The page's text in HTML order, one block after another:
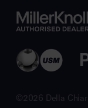
©2026 Della